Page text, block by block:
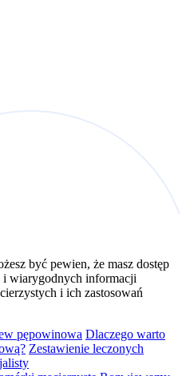
być pewien, że masz dostęp
i wiarygodnych informacji
i ich zastosowań
pępowinowa Dlaczego warto
Zestawienie leczonych